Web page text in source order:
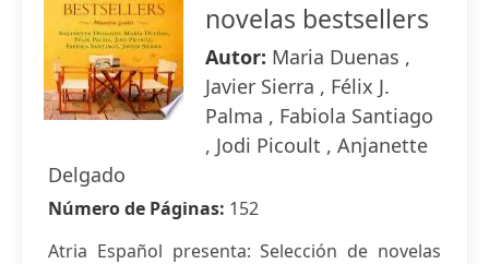
novelas bestsellers
Autor: Maria Duenas ,
Javier Sierra , Félix J.
Palma , Fabiola Santiago
, Jodi Picoult , Anjanette
Delgado
Número de Páginas: 152
Atria Español presenta: Selección de novelas